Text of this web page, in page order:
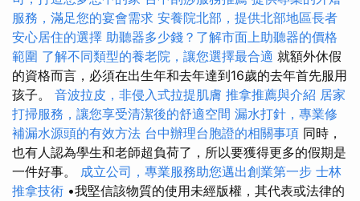
服務，滿足您的宴會需求 安養院北部，提供北部地區長者
安心居住的選擇 助聽器多少錢？了解市面上助聽器的價格
範圍 了解不同類型的養老院，讓您選擇最合適 就額外休假
的資格而言，必須在出生年和去年達到16歲的去年首先服用
孩子。 音波拉皮，非侵入式拉提肌膚 推拿推薦與介紹 居家
打掃服務，讓您享受清潔後的舒適空間 漏水打針，專業修
補漏水源頭的有效方法 台中辦理台胞證的相關事項 同時，
也有人認為學生和老師超負荷了，所以要獲得更多的假期是
一件好事。 成立公司，專業服務助您邁出創業第一步 士林
推拿技術 •我堅信該物質的使用未經版權，其代表或法律的